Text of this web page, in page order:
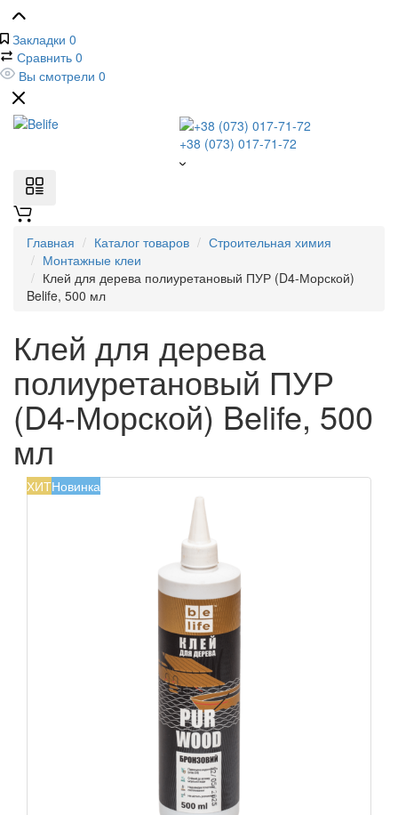
Закладки 0
Сравнить 0
Вы смотрели 0
+38 (073) 017-71-72
Главная Каталог товаров
Строительная химия
Монтажные клеи
Клей для дерева полиуретановый ПУР (D4-Морской)
Belife, 500 мл
Клей для дерева
полиуретановый ПУР
(D4-Морской) Belife, 500
мл
ХИТНовинка